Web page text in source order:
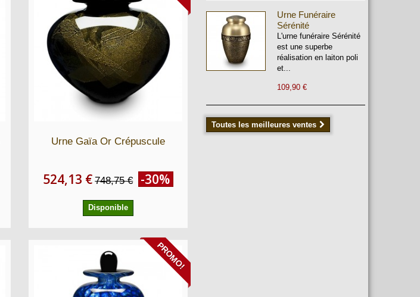
Urne Funéraire
Sérénité
L'urne funéraire Sérénité
est une superbe
réalisation en laiton poli
et...
109,90 €
Toutes les meilleures ventes
Urne Gaïa Or Crépuscule
524,13 € 748,75 € -30%
Disponible
PROMO!